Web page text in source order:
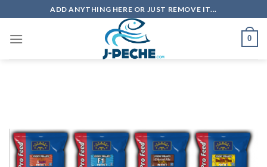
to
content
ADD ANYTHING HERE OR JUST REMOVE IT...
0